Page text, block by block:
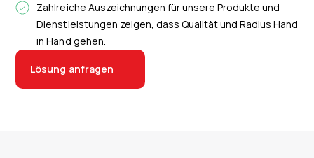
Zahlreiche Auszeichnungen für unsere Produkte und
Dienstleistungen zeigen, dass Qualität und Radius Hand
in Hand gehen.
Lösung anfragen